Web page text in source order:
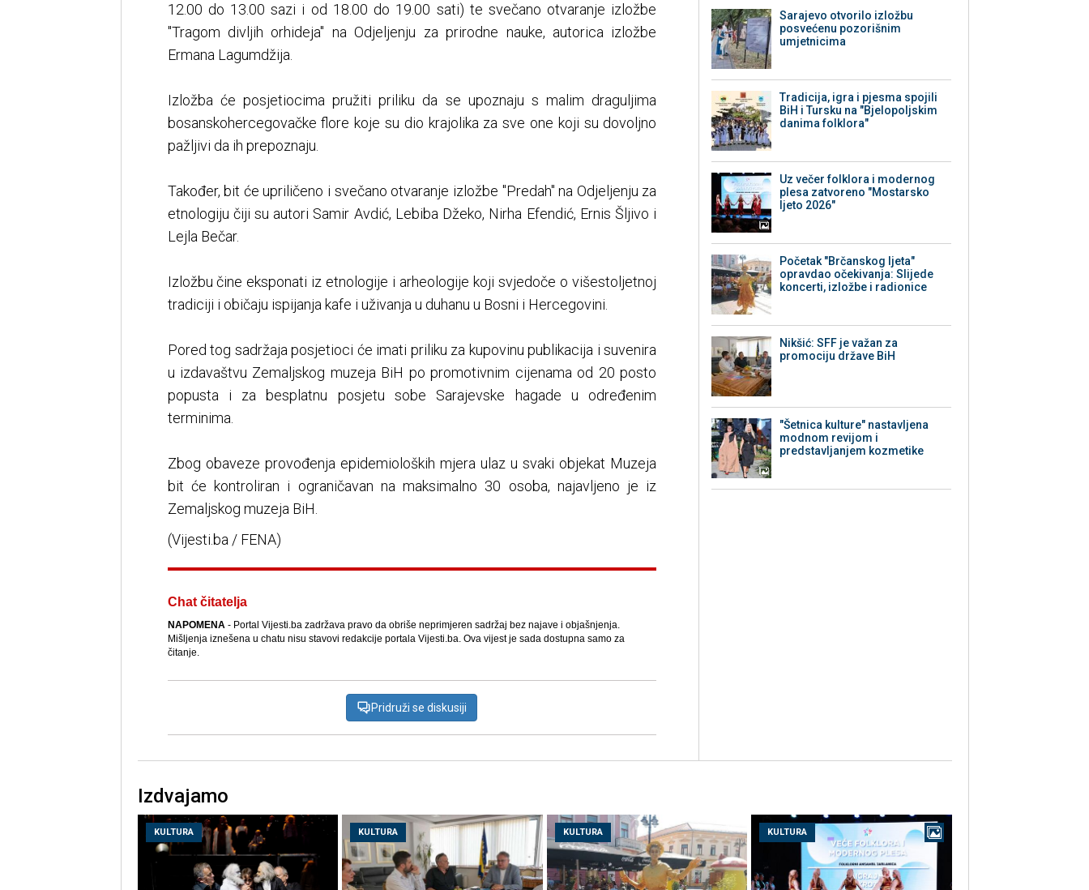
12.00 do 13.00 sazi i od 18.00 do 19.00 sati) te svečano otvaranje izložbe
"Tragom divljih orhideja" na Odjeljenju za prirodne nauke, autorica izložbe
Ermana Lagumdžija.
Izložba će posjetiocima pružiti priliku da se upoznaju s malim draguljima
bosanskohercegovačke flore koje su dio krajolika za sve one koji su dovoljno
pažljivi da ih prepoznaju.
Također, bit će upriličeno i svečano otvaranje izložbe "Predah" na Odjeljenju za
etnologiju čiji su autori Samir Avdić, Lebiba Džeko, Nirha Efendić, Ernis Šljivo i
Lejla Bečar.
Izložbu čine eksponati iz etnologije i arheologije koji svjedoče o višestoljetnoj
tradiciji i običaju ispijanja kafe i uživanja u duhanu u Bosni i Hercegovini.
Pored tog sadržaja posjetioci će imati priliku za kupovinu publikacija i suvenira
u izdavaštvu Zemaljskog muzeja BiH po promotivnim cijenama od 20 posto
popusta i za besplatnu posjetu sobe Sarajevske hagade u određenim
terminima.
Zbog obaveze provođenja epidemioloških mjera ulaz u svaki objekat Muzeja
bit će kontroliran i ograničavan na maksimalno 30 osoba, najavljeno je iz
Zemaljskog muzeja BiH.
(Vijesti.ba / FENA)
Chat čitatelja
NAPOMENA- Portal Vijesti.ba zadržava pravo da obriše neprimjeren sadržaj bez najave i objašnjenja.
Mišljenja iznešena u chatu nisu stavovi redakcije portala Vijesti.ba. Ova vijest je sada dostupna samo za
čitanje.
Pridruži se diskusiji
Sarajevo otvorilo izložbu
posvećenu pozorišnim
umjetnicima
Tradicija, igra i pjesma spojili
BiH i Tursku na "Bjelopoljskim
danima folklora"
Uz večer folklora i modernog
plesa zatvoreno "Mostarsko
ljeto 2026"
Početak "Brčanskog ljeta"
opravdao očekivanja: Slijede
koncerti, izložbe i radionice
Nikšić: SFF je važan za
promociju države BiH
"Šetnica kulture" nastavljena
modnom revijom i
predstavljanjem kozmetike
Izdvajamo
KULTURA KULTURA KULTURA KULTURA